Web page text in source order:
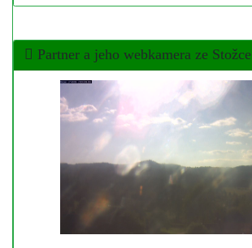
Partner a jeho webkamera ze Stožce